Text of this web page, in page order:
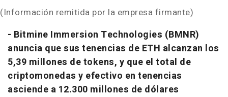
(Información remitida por la empresa firmante)
- Bitmine Immersion Technologies (BMNR)
anuncia que sus tenencias de ETH alcanzan los
5,39 millones de tokens, y que el total de
criptomonedas y efectivo en tenencias
asciende a 12.300 millones de dólares